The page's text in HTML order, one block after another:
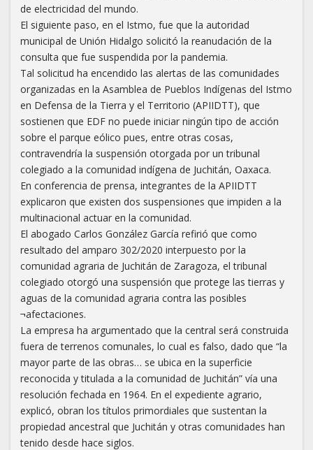
de electricidad del mundo.
El siguiente paso, en el Istmo, fue que la autoridad
municipal de Unión Hidalgo solicitó la reanudación de la
consulta que fue suspendida por la pandemia.
Tal solicitud ha encendido las alertas de las comunidades
organizadas en la Asamblea de Pueblos Indígenas del Istmo
en Defensa de la Tierra y el Territorio (APIIDTT), que
sostienen que EDF no puede iniciar ningún tipo de acción
sobre el parque eólico pues, entre otras cosas,
contravendría la suspensión otorgada por un tribunal
colegiado a la comunidad indígena de Juchitán, Oaxaca.
En conferencia de prensa, integrantes de la APIIDTT
explicaron que existen dos suspensiones que impiden a la
multinacional actuar en la comunidad.
El abogado Carlos González García refirió que como
resultado del amparo 302/2020 interpuesto por la
comunidad agraria de Juchitán de Zaragoza, el tribunal
colegiado otorgó una suspensión que protege las tierras y
aguas de la comunidad agraria contra las posibles
¬afectaciones.
La empresa ha argumentado que la central será construida
fuera de terrenos comunales, lo cual es falso, dado que “la
mayor parte de las obras… se ubica en la superficie
reconocida y titulada a la comunidad de Juchitán” vía una
resolución fechada en 1964. En el expediente agrario,
explicó, obran los títulos primordiales que sustentan la
propiedad ancestral que Juchitán y otras comunidades han
tenido desde hace siglos.